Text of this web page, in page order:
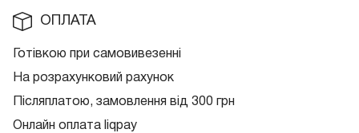
ОПЛАТА
Готівкою при самовивезенні
На розрахунковий рахунок
Післяплатою, замовлення від 300 грн
Онлайн оплата liqpay